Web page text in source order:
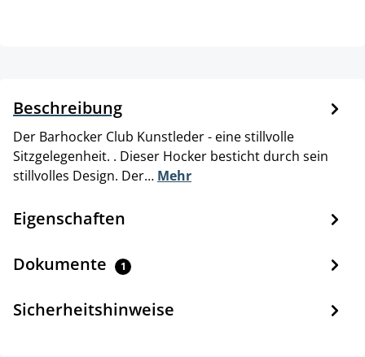
Beschreibung
Der Barhocker Club Kunstleder - eine stillvolle
Sitzgelegenheit. . Dieser Hocker besticht durch sein
stillvolles Design. Der… Mehr
Eigenschaften
Dokumente 1
Sicherheitshinweise